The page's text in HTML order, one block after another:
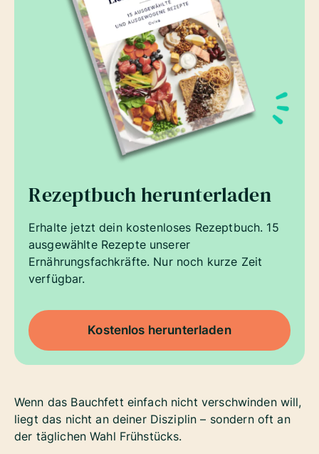
Rezeptbuch herunterladen
Erhalte jetzt dein kostenloses Rezeptbuch. 15
ausgewählte Rezepte unserer
Ernährungsfachkräfte. Nur noch kurze Zeit
verfügbar.
Kostenlos herunterladen
Wenn das Bauchfett einfach nicht verschwinden will,
liegt das nicht an deiner Disziplin – sondern oft an
der täglichen Wahl Frühstücks.